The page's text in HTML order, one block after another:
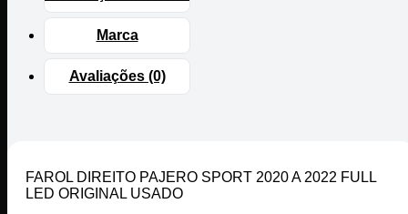
Marca
Avaliações (0)
FAROL DIREITO PAJERO SPORT 2020 A 2022 FULL
LED ORIGINAL USADO